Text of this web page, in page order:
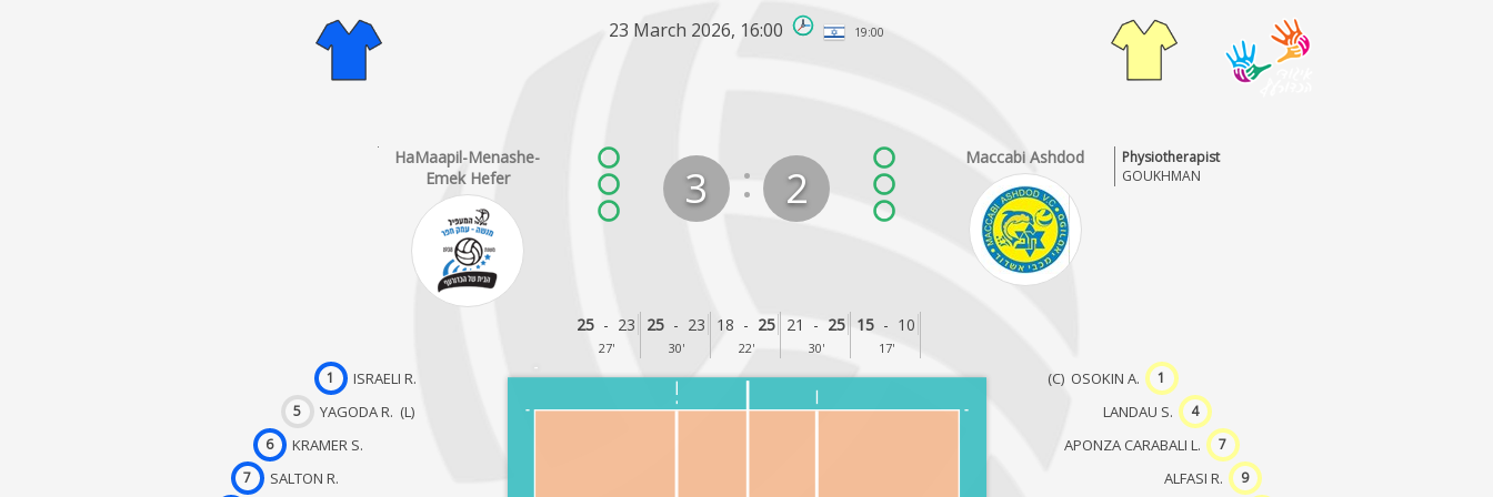
23 March 2026, 16:00 19:00
HaMaapil-Menashe-
Emek Hefer
3 : 2
Maccabi Ashdod
Physiotherapist
GOUKHMAN
25 - 23
27'
25 - 23
30'
18 - 25
22'
21 - 25
30'
15 - 10
17'
1 ISRAELI R.
5 YAGODA R. (L)
6 KRAMER S.
7 SALTON R.
(C) OSOKIN A. 1
LANDAU S. 4
APONZA CARABALI L. 7
ALFASI R. 9
2
-
2
- 4
5 - 4
5 -
5